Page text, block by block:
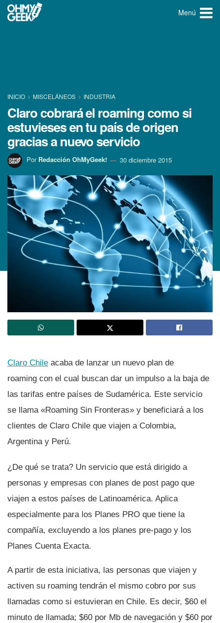
Menú
INICIO MISCELÁNEOS INDUSTRIA
Claro cobrará el roaming como si
estuvieses en tu paí­s de origen
gracias a nuevo servicio
Por Redacción OhMyGeek! 30 diciembre 2015
Claro Chile acaba de lanzar un nuevo plan de
roaming con el cual buscan dar un impulso a la baja de
las tarifas entre paí­ses de Sudamérica. Este servicio
se llama «Roaming Sin Fronteras» y beneficiará a los
clientes de Claro Chile que viajen a Colombia,
Argentina y Perú.
¿De qué se trata? Un servicio que está dirigido a
personas y empresas con planes de post pago que
viajen a estos paí­ses de Latinoamérica. Aplica
especialmente para los Planes PRO que tiene la
compañí­a, excluyendo a los planes pre-pago y los
Planes Cuenta Exacta.
A partir de esta iniciativa, las personas que viajen y
activen su roaming tendrán el mismo cobro por sus
llamadas como si estuvieran en Chile. Es decir, $60 el
minuto de llamada; $60 por Mb de navegación y $60 por